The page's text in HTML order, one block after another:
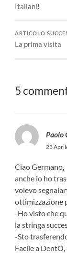
Italiani!
ARTICOLO
La prima visita
5
Paolo
23
Ciao Germano,
anche io ho
volevo
ottimizzazione
-Ho visto che
la stringa
-Sto
Facile a